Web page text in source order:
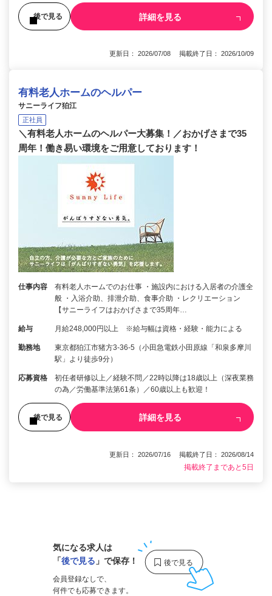
後で見る 詳細を見る
更新日： 2026/07/08 掲載終了日： 2026/10/09
有料老人ホームのヘルパー
サニーライフ狛江
正社員
＼有料老人ホームのヘルパー大募集！／おかげさまで35
周年！働き易い環境をご用意しております！
仕事内容
有料老人ホームでのお仕事 ・施設内における入居者の介護全
般 ・入浴介助、排泄介助、食事介助 ・レクリエーション
【サニーライフはおかげさまで35周年…
給与 月給248,000円以上 ※給与幅は資格・経験・能力による
勤務地
東京都狛江市猪方3-36-5（小田急電鉄小田原線「和泉多摩川
駅」より徒歩9分）
応募資格
初任者研修以上／経験不問／22時以降は18歳以上（深夜業務
の為／労働基準法第61条）／60歳以上も歓迎！
後で見る 詳細を見る
更新日： 2026/07/16 掲載終了日： 2026/08/14
掲載終了まであと5日
気になる求人は
「後で見る 」で保存！
会員登録なしで、
何件でも応募できます。